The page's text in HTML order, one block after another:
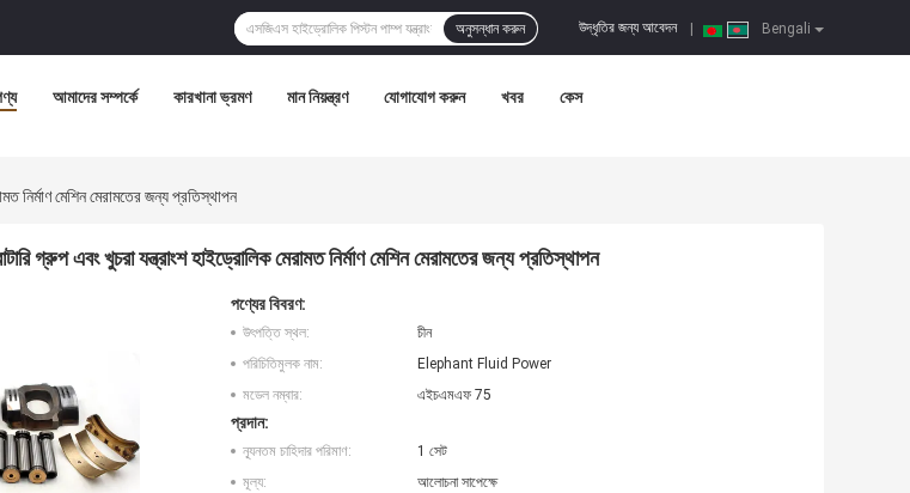
Bengali
উদ্ধৃতির জন্য আবেদন
অনুসন্ধান করুন
আমাদের সম্পর্কে কারখানা ভ্রমণ মান নিয়ন্ত্রণ যোগাযোগ করুন খবর কেস
নির্মাণ মেশিন মেরামতের জন্য প্রতিস্থাপন
গ্রুপ এবং খুচরা যন্ত্রাংশ হাইড্রোলিক মেরামত নির্মাণ মেশিন মেরামতের জন্য প্রতিস্থাপন
পণ্যের বিবরণ:
উৎপত্তি স্থল:
চীন
পরিচিতিমুলক নাম:
Elephant Fluid Power
মডেল নম্বার:
এইচএমএফ 75
প্রদান:
ন্যূনতম চাহিদার পরিমাণ:
1 সেট
মূল্য:
আলোচনা সাপেক্ষে